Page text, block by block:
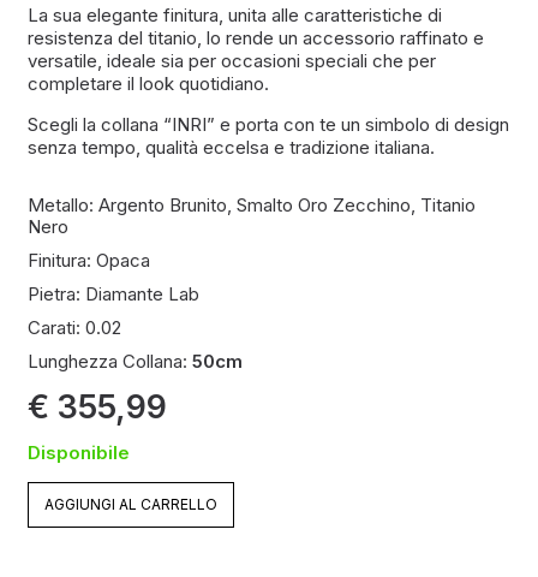
La sua elegante finitura, unita alle caratteristiche di
resistenza del titanio, lo rende un accessorio raffinato e
versatile, ideale sia per occasioni speciali che per
completare il look quotidiano.
Scegli la collana “INRI” e porta con te un simbolo di design
senza tempo, qualità eccelsa e tradizione italiana.
Metallo: Argento Brunito, Smalto Oro Zecchino, Titanio
Nero
Finitura: Opaca
Pietra: Diamante Lab
Carati: 0.02
Lunghezza Collana: 50cm
€ 355,99
Disponibile
INRI
AGGIUNGI AL CARRELLO